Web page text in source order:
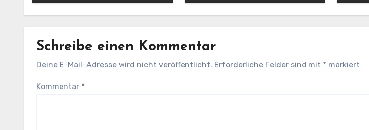
Schreibe einen Kommentar
Deine E-Mail-Adresse wird nicht veröffentlicht. Erforderliche Felder sind mit * markiert
Kommentar *